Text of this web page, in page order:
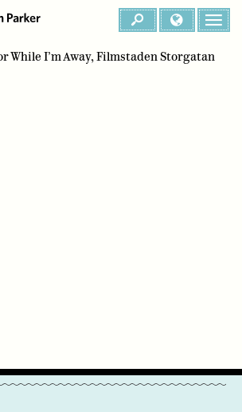
While I’m Away, Filmstaden Storgatan